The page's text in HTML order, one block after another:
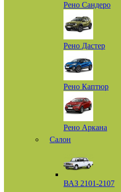
Рено Сандеро
Рено Дастер
Рено Каптюр
Рено Аркана
Салон
ВАЗ 2101-2107